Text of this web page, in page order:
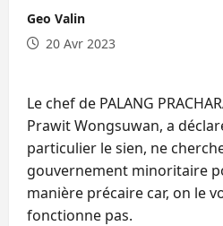
Geo Valin
20 Avr 2023
Le chef de PALANG
Prawit Wongsuwan, a
particulier le sien, ne
gouvernement minoritaire
manière précaire car, on le
fonctionne pas.